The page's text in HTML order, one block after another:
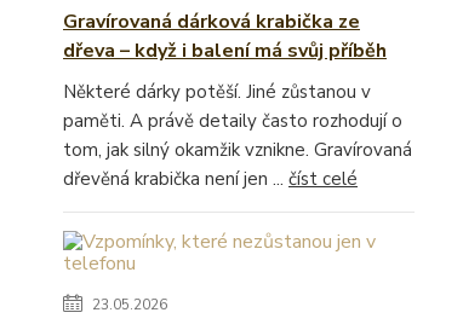
Gravírovaná dárková krabička ze
dřeva – když i balení má svůj příběh
Některé dárky potěší. Jiné zůstanou v
paměti. A právě detaily často rozhodují o
tom, jak silný okamžik vznikne. Gravírovaná
dřevěná krabička není jen ... číst celé
23.05.2026